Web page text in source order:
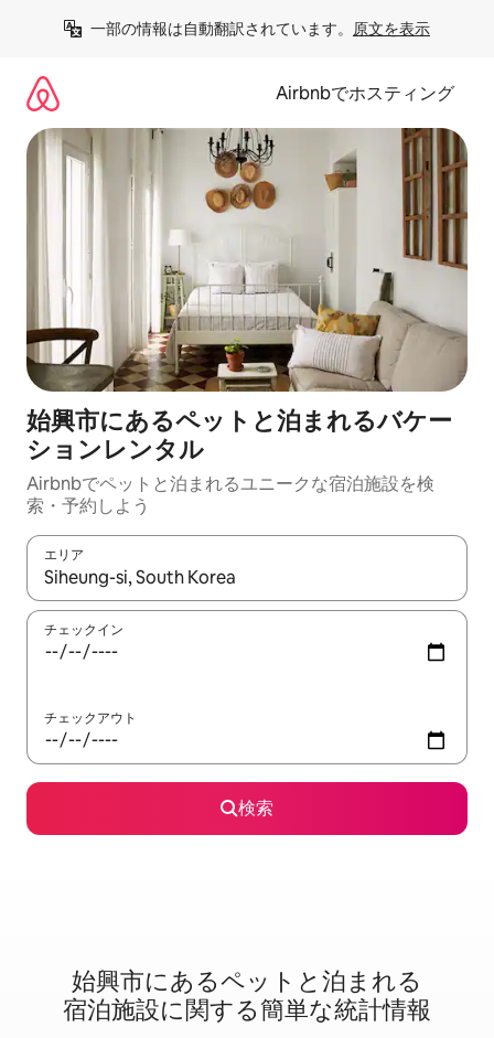
一部の情報は自動翻訳されています。 原文を表示
Airbnbでホスティング
始興市にあるペットと泊まれるバケー
ションレンタル
Airbnbでペットと泊まれるユニークな宿泊施設を検
索・予約しよう
エリア
検索結果が表示されたら、上下の矢印キーを使って移動するか
チェックイン
チェックアウト
検索
始興市に⁠あ⁠るペ⁠ッ⁠ト⁠と泊⁠ま⁠れ⁠る
宿⁠泊⁠施⁠設⁠に関⁠す⁠る簡⁠単⁠な統⁠計⁠情⁠報